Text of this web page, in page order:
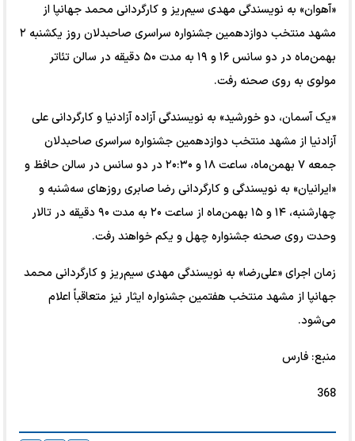
«آهوان» به نویسندگی مهدی سیم‌ریز و کارگردانی محمد جهانپا از
مشهد منتخب دوازدهمین جشنواره سراسری صاحبدلان روز یکشنبه ۲
بهمن‌ماه در دو سانس ۱۶ و ۱۹ به مدت ۵۰ دقیقه در سالن تئاتر
مولوی به روی صحنه رفت.
«یک آسمان، دو خورشید» به نویسندگی آزاده آزادنیا و کارگردانی علی
آزادنیا از مشهد منتخب دوازدهمین جشنواره سراسری صاحبدلان
جمعه ۷ بهمن‌ماه، ساعت ۱۸ و ۲۰:۳۰ در دو سانس در سالن حافظ و
«ایرانیان» به نویسندگی و کارگردانی رضا صابری روزهای سه‌شنبه و
چهارشنبه، ۱۴ و ۱۵ بهمن‌ماه از ساعت ۲۰ به مدت ۹۰ دقیقه در تالار
وحدت روی صحنه‌ جشنواره چهل و یکم خواهند رفت.
زمان اجرای «علی‌رضا» به نویسندگی مهدی سیم‌ریز و کارگردانی محمد
جهانپا از مشهد منتخب هفتمین جشنواره ایثار نیز متعاقباً اعلام
می‌شود.
منبع: فارس
368